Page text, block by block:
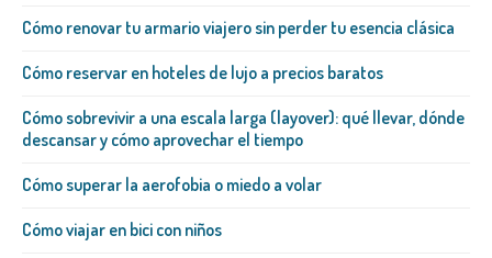
Cómo renovar tu armario viajero sin perder tu esencia clásica
Cómo reservar en hoteles de lujo a precios baratos
Cómo sobrevivir a una escala larga (layover): qué llevar, dónde
descansar y cómo aprovechar el tiempo
Cómo superar la aerofobia o miedo a volar
Cómo viajar en bici con niños